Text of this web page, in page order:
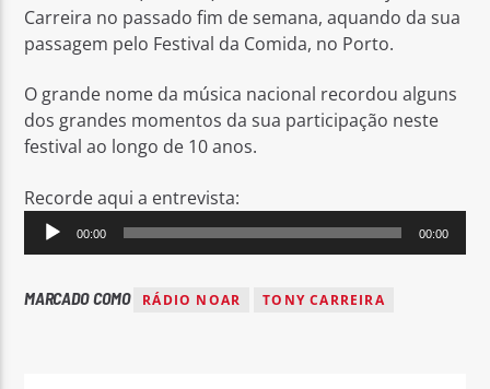
Rádio No ar
Carreira no passado fim de semana, aquando da sua
passagem pelo Festival da Comida, no Porto.
O grande nome da música nacional recordou alguns
dos grandes momentos da sua participação neste
festival ao longo de 10 anos.
Recorde aqui a entrevista:
Reprodutor
de
00:00 00:00
MARCADO COMO RÁDIO NOAR TONY CARREIRA